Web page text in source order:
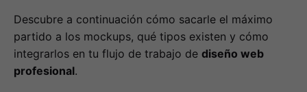
Descubre a continuación cómo sacarle el máximo
partido a los mockups, qué tipos existen y cómo
integrarlos en tu flujo de trabajo de diseño web
profesional.